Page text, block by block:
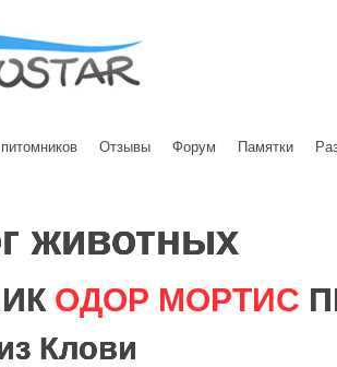
Отзывы Форум Памятки
животных
ОДОР МОРТИС
Клови